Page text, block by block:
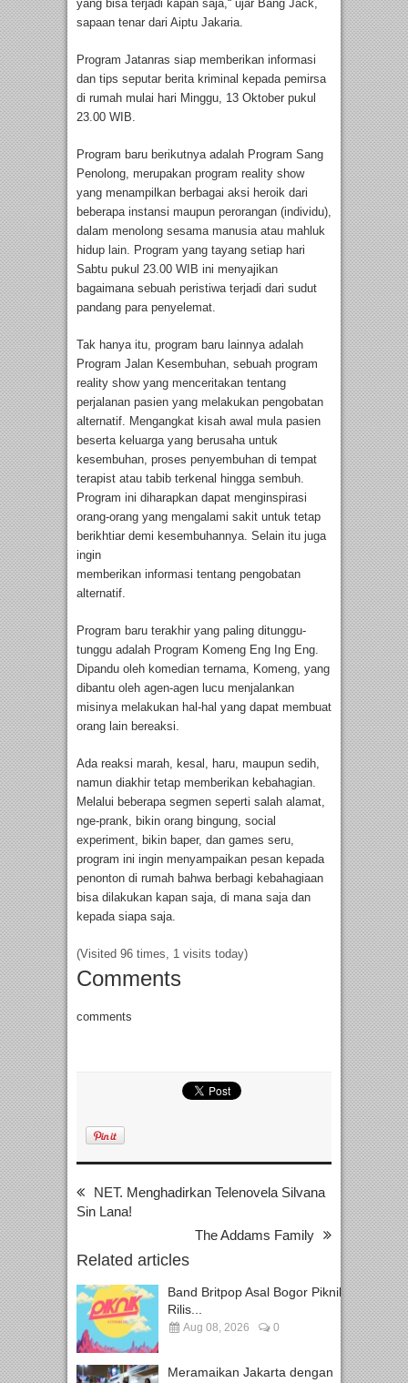
yang bisa terjadi kapan saja,“ ujar Bang Jack,
sapaan tenar dari Aiptu Jakaria.
Program Jatanras siap memberikan informasi
dan tips seputar berita kriminal kepada pemirsa
di rumah mulai hari Minggu, 13 Oktober pukul
23.00 WIB.
Program baru berikutnya adalah Program Sang
Penolong, merupakan program reality show
yang menampilkan berbagai aksi heroik dari
beberapa instansi maupun perorangan (individu),
dalam menolong sesama manusia atau mahluk
hidup lain. Program yang tayang setiap hari
Sabtu pukul 23.00 WIB ini menyajikan
bagaimana sebuah peristiwa terjadi dari sudut
pandang para penyelemat.
Tak hanya itu, program baru lainnya adalah
Program Jalan Kesembuhan, sebuah program
reality show yang menceritakan tentang
perjalanan pasien yang melakukan pengobatan
alternatif. Mengangkat kisah awal mula pasien
beserta keluarga yang berusaha untuk
kesembuhan, proses penyembuhan di tempat
terapist atau tabib terkenal hingga sembuh.
Program ini diharapkan dapat menginspirasi
orang-orang yang mengalami sakit untuk tetap
berikhtiar demi kesembuhannya. Selain itu juga
ingin
memberikan informasi tentang pengobatan
alternatif.
Program baru terakhir yang paling ditunggu-
tunggu adalah Program Komeng Eng Ing Eng.
Dipandu oleh komedian ternama, Komeng, yang
dibantu oleh agen-agen lucu menjalankan
misinya melakukan hal-hal yang dapat membuat
orang lain bereaksi.
Ada reaksi marah, kesal, haru, maupun sedih,
namun diakhir tetap memberikan kebahagian.
Melalui beberapa segmen seperti salah alamat,
nge-prank, bikin orang bingung, social
experiment, bikin baper, dan games seru,
program ini ingin menyampaikan pesan kepada
penonton di rumah bahwa berbagi kebahagiaan
bisa dilakukan kapan saja, di mana saja dan
kepada siapa saja.
(Visited 96 times, 1 visits today)
Comments
comments
NET. Menghadirkan Telenovela Silvana
Sin Lana!
The Addams Family
Related articles
Band Britpop Asal Bogor Piknik
Rilis...
Aug 08, 2026 0
Meramaikan Jakarta dengan